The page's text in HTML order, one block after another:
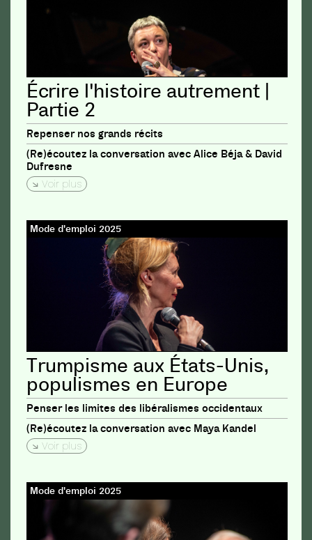
Écrire l'histoire autrement |
Partie 2
Repenser nos grands récits
(Re)écoutez la conversation avec Alice Béja & David
Dufresne
Voir plus
Mode d'emploi 2025
Trumpisme aux États-Unis,
populismes en Europe
Penser les limites des libéralismes occidentaux
(Re)écoutez la conversation avec Maya Kandel
Voir plus
Mode d'emploi 2025